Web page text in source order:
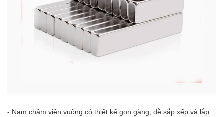
- Nam châm viên vuông có thiết kế gọn gàng, dễ sắp xếp và lắp